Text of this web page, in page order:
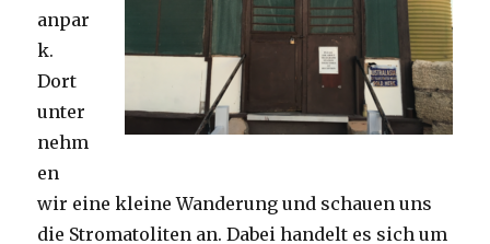
anpar
k.
Dort
unter
nehm
en
wir eine kleine Wanderung und schauen uns
die Stromatoliten an. Dabei handelt es sich um